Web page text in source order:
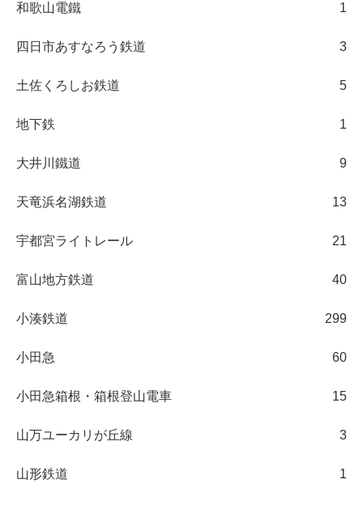
和歌山電鐵 1
四日市あすなろう鉄道 3
土佐くろしお鉄道 5
地下鉄 1
大井川鐵道 9
天竜浜名湖鉄道 13
宇都宮ライトレール 21
富山地方鉄道 40
小湊鉄道 299
小田急 60
小田急箱根・箱根登山電車 15
山万ユーカリが丘線 3
山形鉄道 1